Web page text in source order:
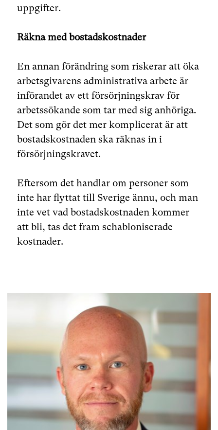
uppgifter.
Räkna med bostadskostnader
En annan förändring som riskerar att öka
arbetsgivarens administrativa arbete är
införandet av ett försörjningskrav för
arbetssökande som tar med sig anhöriga.
Det som gör det mer komplicerat är att
bostadskostnaden ska räknas in i
försörjningskravet.
Eftersom det handlar om personer som
inte har flyttat till Sverige ännu, och man
inte vet vad bostadskostnaden kommer
att bli, tas det fram schabloniserade
kostnader.